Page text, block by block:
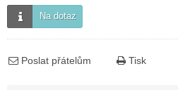
Na dotaz
Poslat přátelům Tisk